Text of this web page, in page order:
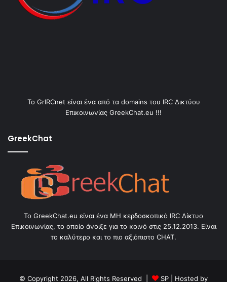
Το GrIRCnet είναι ένα από τα domains του IRC Δικτύου
Επικοινωνίας GreekChat.eu !!!
GreekChat
Το GreekChat.eu είναι ένα ΜΗ κερδοσκοπικό IRC Δίκτυο
Επικοινωνίας, το οποίο άνοιξε για το κοινό στις 25.12.2013. Είναι
το καλύτερο και το πιο αξιόπιστο CHAT.
© Copyright 2026, All Rights Reserved | SP | Hosted by